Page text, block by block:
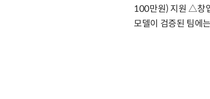
100만원) 지원 △창
모델이 검증된 팀에